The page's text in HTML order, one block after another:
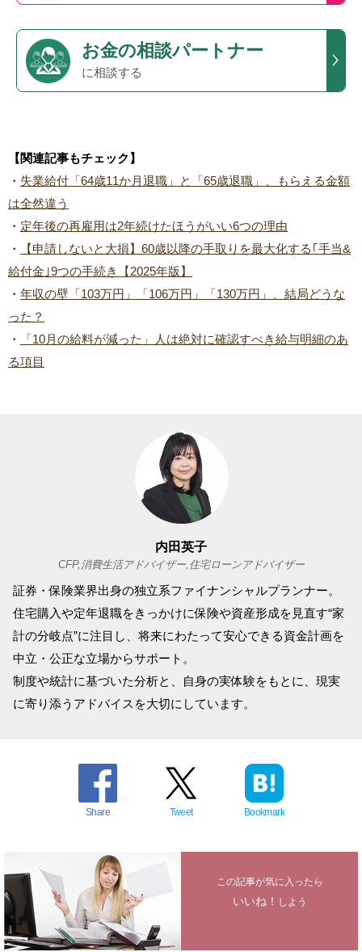
お金の相談パートナー
に相談する
【関連記事もチェック】
・ 失業給付「64歳11か月退職」と「65歳退職」、もらえる金額
は全然違う
・ 定年後の再雇用は2年続けたほうがいい6つの理由
・
【申請しないと大損】60歳以降の手取りを最大化する｢手当&
給付金｣9つの手続き【2025年版】
・ 年収の壁「103万円」「106万円」「130万円」、結局どうな
った？
・
「10月の給料が減った」人は絶対に確認すべき給与明細のあ
る項目
内田英子
CFP,消費生活アドバイザー,住宅ローンアドバイザー
証券・保険業界出身の独立系ファイナンシャルプランナー。
住宅購入や定年退職をきっかけに保険や資産形成を見直す“家
計の分岐点”に注目し、将来にわたって安心できる資金計画を
中立・公正な立場からサポート。
制度や統計に基づいた分析と、自身の実体験をもとに、現実
に寄り添うアドバイスを大切にしています。
Share Tweet Bookmark
この記事が気に入ったら
いいね！ しよう